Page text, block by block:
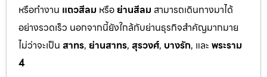
หรือทำงาน แถวสีลม หรือย่านสีลม สามารถเดินทางมาได้
อย่างรวดเร็ว นอกจากนี้ยังใกล้กับย่านธุรกิจสำคัญมากมาย
ไม่ว่าจะเป็น สาทร, ย่านสาทร, สุรวงศ์, บางรัก, และ พระราม
4